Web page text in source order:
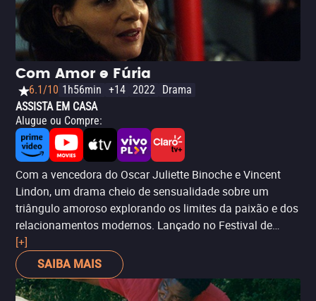
Com Amor e Fúria
6.1/10 1h56min +14 2022 Drama
ASSISTA EM CASA
Alugue ou Compre:
Com a vencedora do Oscar Juliette Binoche e Vincent
Lindon, um drama cheio de sensualidade sobre um
triângulo amoroso explorando os limites da paixão e dos
relacionamentos modernos. Lançado no Festival de
Berlim, o filme rendeu à Claire Denis o Urso de Ouro de
Melhor Diretora. Quase 10 anos depois de deixar o
companheiro pelo atual marido, uma mulher tem a vida
balançada pelo reaparecimento do ex. Juliette Binoche e
[+]
SAIBA MAIS